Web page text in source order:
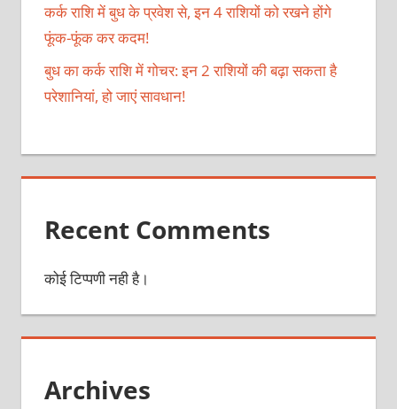
कर्क राशि में बुध के प्रवेश से, इन 4 राशियों को रखने होंगे
फूंक-फूंक कर कदम!
बुध का कर्क राशि में गोचर: इन 2 राशियों की बढ़ा सकता है
परेशानियां, हो जाएं सावधान!
Recent Comments
कोई टिप्पणी नही है।
Archives